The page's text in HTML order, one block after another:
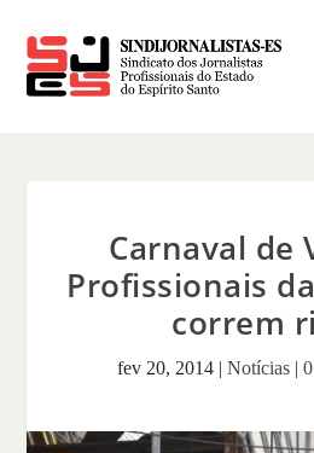
Carnaval de
Profissionais
correm
fev 20, 2014| Notícias| 0